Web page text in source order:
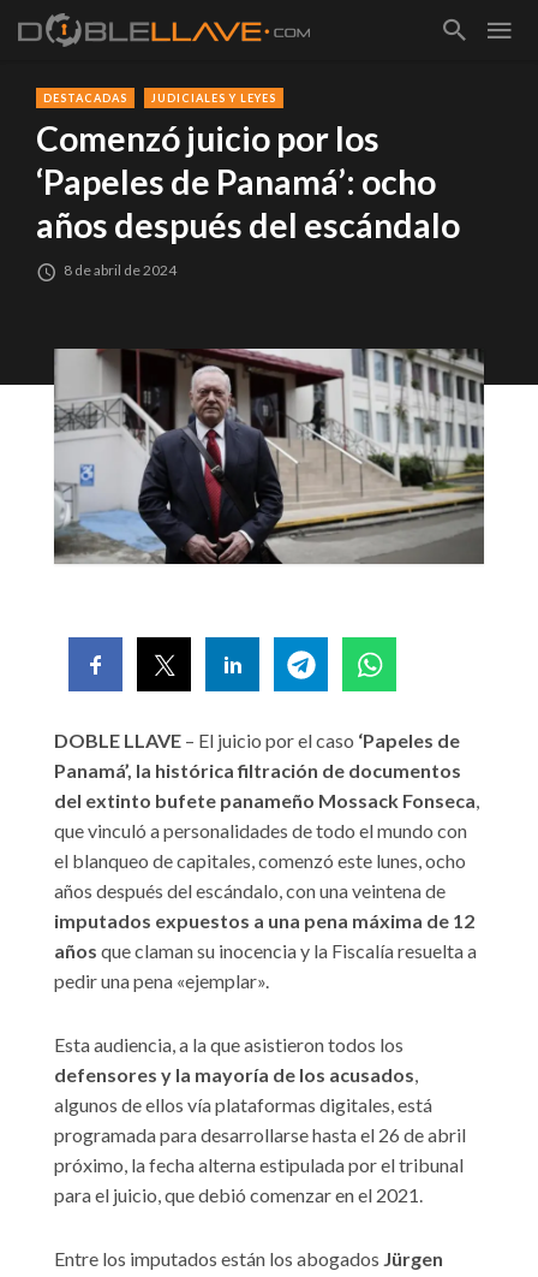
DESTACADAS JUDICIALES Y LEYES
Comenzó juicio por los
‘Papeles de Panamá’: ocho
años después del escándalo
8 de abril de 2024
DOBLE LLAVE – El juicio por el caso ‘Papeles de
Panamá’, la histórica filtración de documentos
del extinto bufete panameño Mossack Fonseca,
que vinculó a personalidades de todo el mundo con
el blanqueo de capitales, comenzó este lunes, ocho
años después del escándalo, con una veintena de
imputados expuestos a una pena máxima de 12
años que claman su inocencia y la Fiscalía resuelta a
pedir una pena «ejemplar».
Esta audiencia, a la que asistieron todos los
defensores y la mayoría de los acusados,
algunos de ellos vía plataformas digitales, está
programada para desarrollarse hasta el 26 de abril
próximo, la fecha alterna estipulada por el tribunal
para el juicio, que debió comenzar en el 2021.
Entre los imputados están los abogados Jürgen